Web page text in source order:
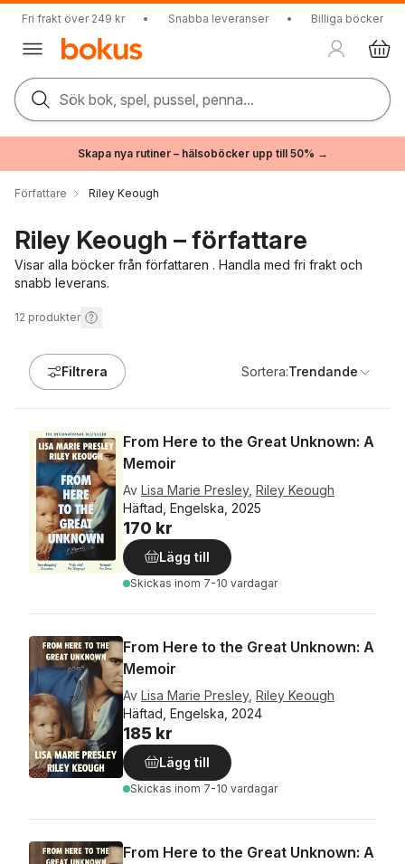
Fri frakt över 249 kr • Snabba leveranser • Billiga böcker
Sök bok, spel, pussel, penna...
Skapa nya rutiner – hälsoböcker upp till 50% →
Författare Riley Keough
Riley Keough – författare
Visar alla böcker från författaren . Handla med fri frakt och
snabb leverans.
12 produkter
Filtrera Sortera:Trendande
From Here to the Great Unknown: A
Memoir
Av Lisa Marie Presley, Riley Keough
Häftad, Engelska, 2025
170 kr
Lägg till
Skickas inom 7-10 vardagar
From Here to the Great Unknown: A
Memoir
Av Lisa Marie Presley, Riley Keough
Häftad, Engelska, 2024
185 kr
Lägg till
Skickas inom 7-10 vardagar
From Here to the Great Unknown: A